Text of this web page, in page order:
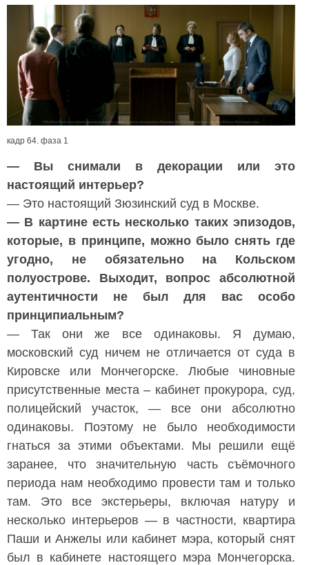
кадр 64. фаза 1
— Вы снимали в декорации или это
настоящий интерьер?
— Это настоящий Зюзинский суд в Москве.
— В картине есть несколько таких эпизодов,
которые, в принципе, можно было снять где
угодно, не обязательно на Кольском
полуострове. Выходит, вопрос абсолютной
аутентичности не был для вас особо
принципиальным?
— Так они же все одинаковы. Я думаю,
московский суд ничем не отличается от суда в
Кировске или Мончегорске. Любые чиновные
присутственные места – кабинет прокурора, суд,
полицейский участок, — все они абсолютно
одинаковы. Поэтому не было необходимости
гнаться за этими объектами. Мы решили ещё
заранее, что значительную часть съёмочного
периода нам необходимо провести там и только
там. Это все экстерьеры, включая натуру и
несколько интерьеров — в частности, квартира
Паши и Анжелы или кабинет мэра, который снят
был в кабинете настоящего мэра Мончегорска.